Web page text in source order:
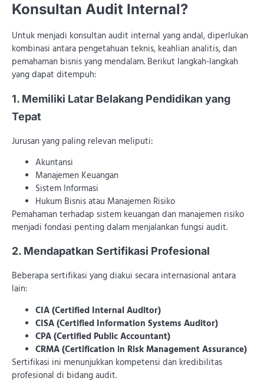
Konsultan Audit Internal?
Untuk menjadi konsultan audit internal yang andal, diperlukan
kombinasi antara pengetahuan teknis, keahlian analitis, dan
pemahaman bisnis yang mendalam. Berikut langkah-langkah
yang dapat ditempuh:
1. Memiliki Latar Belakang Pendidikan yang
Tepat
Jurusan yang paling relevan meliputi:
Akuntansi
Manajemen Keuangan
Sistem Informasi
Hukum Bisnis atau Manajemen Risiko
Pemahaman terhadap sistem keuangan dan manajemen risiko
menjadi fondasi penting dalam menjalankan fungsi audit.
2. Mendapatkan Sertifikasi Profesional
Beberapa sertifikasi yang diakui secara internasional antara
lain:
CIA (Certified Internal Auditor)
CISA (Certified Information Systems Auditor)
CPA (Certified Public Accountant)
CRMA (Certification in Risk Management Assurance)
Sertifikasi ini menunjukkan kompetensi dan kredibilitas
profesional di bidang audit.